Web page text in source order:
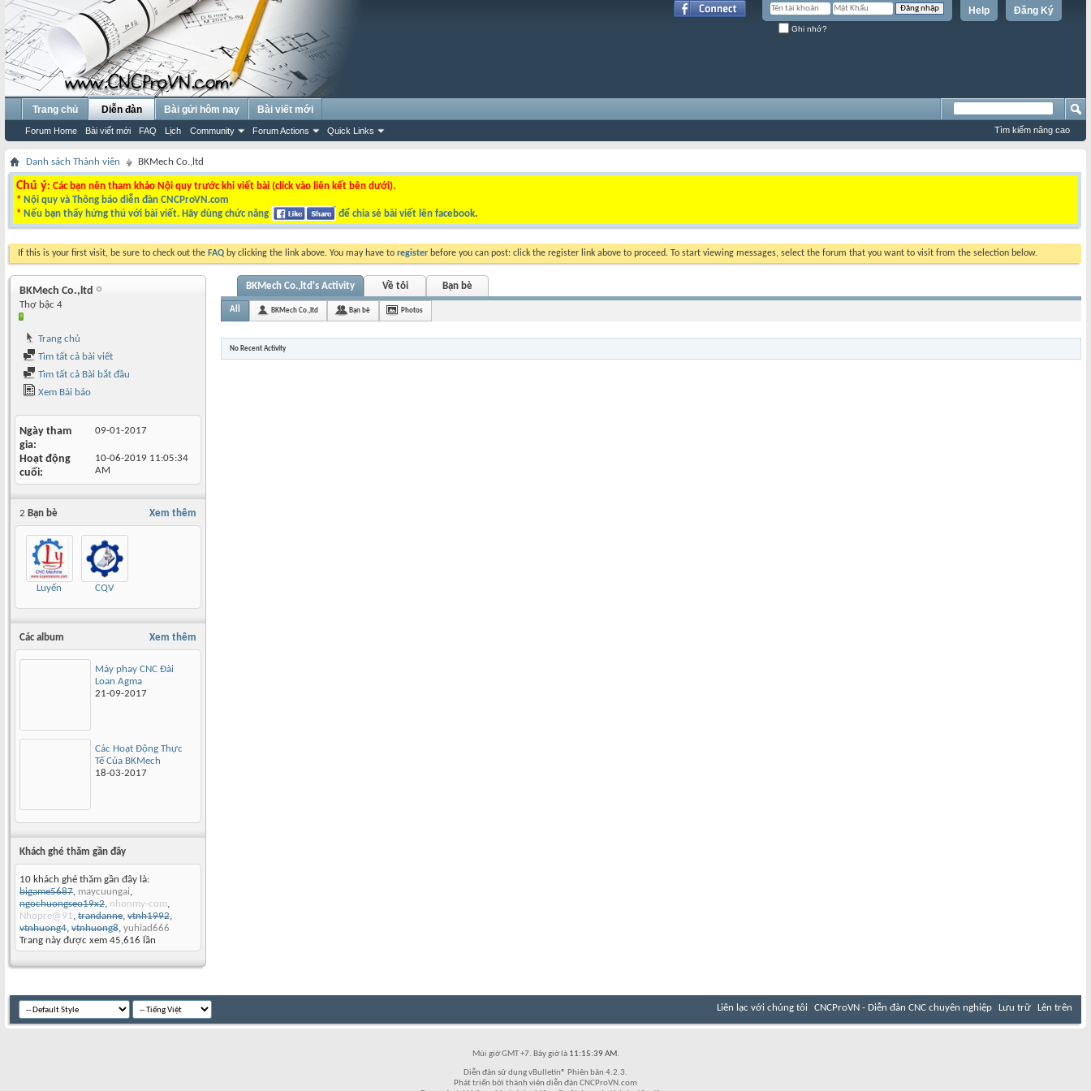
Đăng Ký
Help
Ghi nhớ?
Trang chủ Diễn đàn
Forum Home Bài viết mới FAQ Lịch Community Forum Actions Quick Links
Bài gửi hôm nay Bài viết mới
Tìm kiếm nâng cao
Danh sách Thành viên BKMech Co.,ltd
Chú ý: Các bạn nên tham khảo Nội quy trước khi viết bài (click vào liên kết bên dưới).
* Nội quy và Thông báo diễn đàn CNCProVN.com
* Nếu bạn thấy hứng thú với bài viết. Hãy dùng chức năng để chia sẻ bài viết lên facebook.
If this is your first visit, be sure to check out the FAQ by clicking the link above. You may have to register before you can post: click the register link above to proceed. To start viewing messages, select the forum that you want to visit from the selection below.
BKMech Co.,ltd
Thợ bậc 4
Trang chủ
Tìm tất cả bài viết
Tìm tất cả Bài bắt đầu
Xem Bài báo
Ngày tham
gia
09-01-2017
Hoạt động
cuối
10-06-2019 11:05:34
AM
Xem thêm
2 Bạn bè
Luyến CQV
Xem thêm
Các album
Máy phay CNC Đài
Loan Agma
21-09-2017
Các Hoạt Động Thực
Tế Của BKMech
18-03-2017
Khách ghé thăm gần đây
10 khách ghé thăm gần đây là:
bigame5687, maycuungai,
ngochuongseo19x2, nhonmy-com,
Nhopre@91, trandanne, vtnh1992,
vtnhuong4, vtnhuong8, yuhiad666
Trang này được xem 45,616 lần
BKMech Co.,ltd's Activity Về tôi Bạn bè
All BKMech Co.,ltd Bạn bè Photos
No Recent Activity
Liên lạc với chúng tôi CNCProVN - Diễn đàn CNC chuyên nghiệp Lưu trữ Lên trên
Múi giờ GMT +7. Bây giờ là 11:15:39 AM.
Diễn đàn sử dụng vBulletin® Phiên bản 4.2.3.
Phát triển bởi thành viên diễn đàn CNCProVN.com